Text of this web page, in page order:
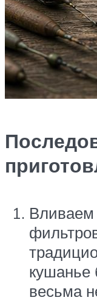
Вливаем
кушанье
весьма